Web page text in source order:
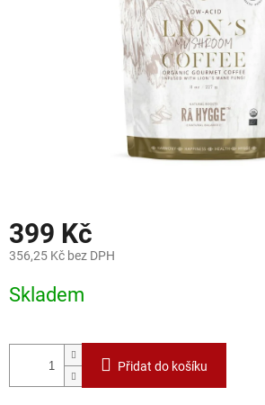
399 Kč
356,25 Kč bez DPH
cena:
Skladem
Přidat do košíku